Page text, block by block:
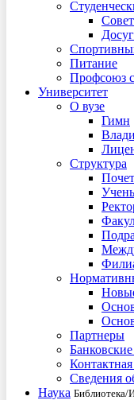
Питание
Профсоюз
Университет
О вузе
Гимн
Структура
Партнеры
Сведения
Наука Библиотека/